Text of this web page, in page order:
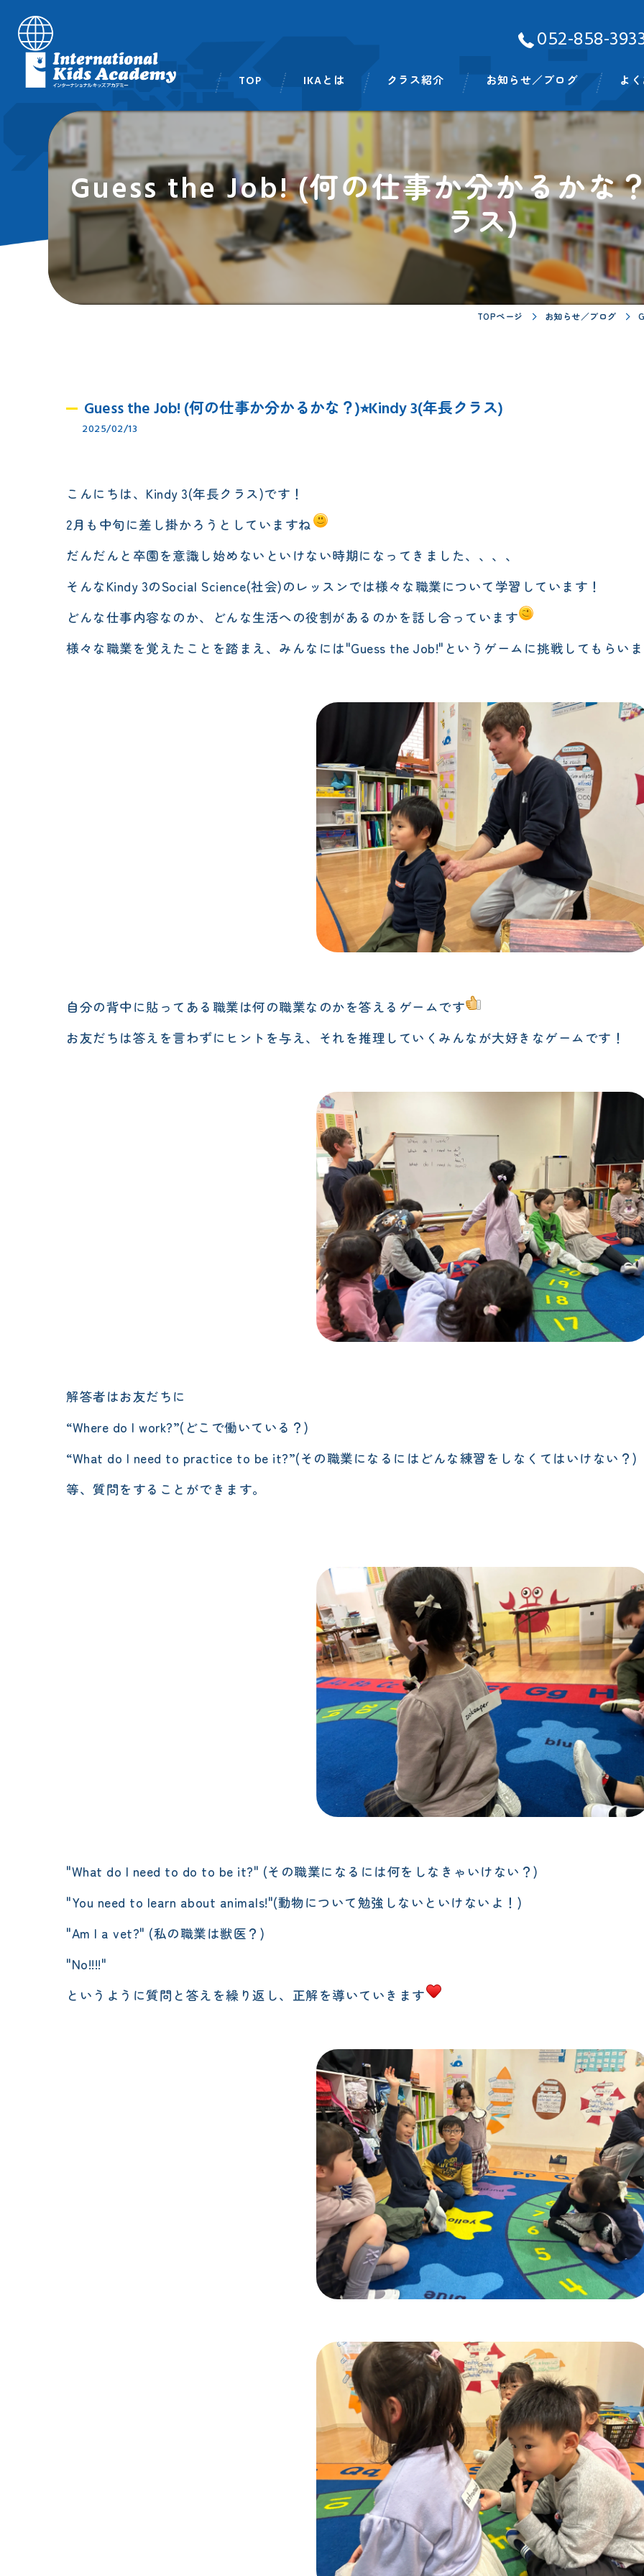
052-858-
TOP IKAとは
スタッフ
クラス紹介
ベビークラス
スモールキッズクラス
プリスクールクラス
キンディクラス
イングリッシュタイム
ビッグキッズイングリッシュタイム
お知らせ／ブログ よ
Guess the Job! (何の仕事か分かるかな
ラス)
TOPページ お知らせ／ブログ
Guess the Job! (何の仕事か分かるかな？)⭐︎Kindy 3(年長クラス)
2025/02/13
こんにちは、Kindy 3(年長クラス)です！
2月も中旬に差し掛かろうとしていますね
だんだんと卒園を意識し始めないといけない時期になってきました、、、、
そんなKindy 3のSocial Science(社会)のレッスンでは様々な職業について学習しています！
どんな仕事内容なのか、どんな生活への役割があるのかを話し合っています
様々な職業を覚えたことを踏まえ、みんなには"Guess the Job!"というゲームに挑戦してもらい
自分の背中に貼ってある職業は何の職業なのかを答えるゲームです
お友だちは答えを言わずにヒントを与え、それを推理していくみんなが大好きなゲームです ！
解答者はお友だちに
“Where do I work?”(どこで働いている？)
“What do I need to practice to be it?”(その職業になるにはどんな練習をしなくてはいけない？)
等、質問をすることができます。
"What do I need to do to be it?" (その職業になるには何をしなきゃいけない？)
"You need to learn about animals!"(動物について勉強しないといけないよ！)
"Am I a vet?" (私の職業は獣医？)
"No!!!!"
というように質問と答えを繰り返し、正解を導いていきます